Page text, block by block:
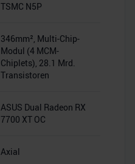
TSMC N5P
346mm², Multi-Chip-
Modul (4 MCM-
Chiplets), 28.1 Mrd.
Transistoren
ASUS Dual Radeon RX
7700 XT OC
Axial